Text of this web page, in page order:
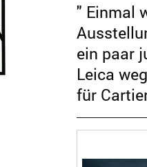
" Einmal
ein paar
Leica
für